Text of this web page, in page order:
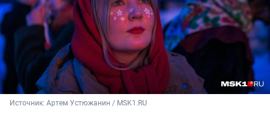
Источник: Артем Устюжанин / MSK1.RU